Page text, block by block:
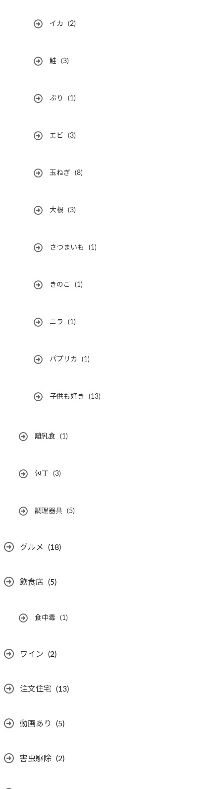
イカ (2)
鮭 (3)
ぶり (1)
エビ (3)
玉ねぎ (8)
大根 (3)
さつまいも (1)
きのこ (1)
ニラ (1)
パプリカ (1)
子供も好き (13)
離乳食 (1)
包丁 (3)
調理器具 (5)
グルメ (18)
飲食店 (5)
食中毒 (1)
ワイン (2)
注文住宅 (13)
動画あり (5)
害虫駆除 (2)